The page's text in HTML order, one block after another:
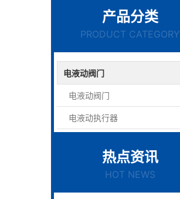
产品分类
PRODUCT CATEGORY
电液动阀门
电液动阀门
电液动执行器
热点资讯
HOT NEWS